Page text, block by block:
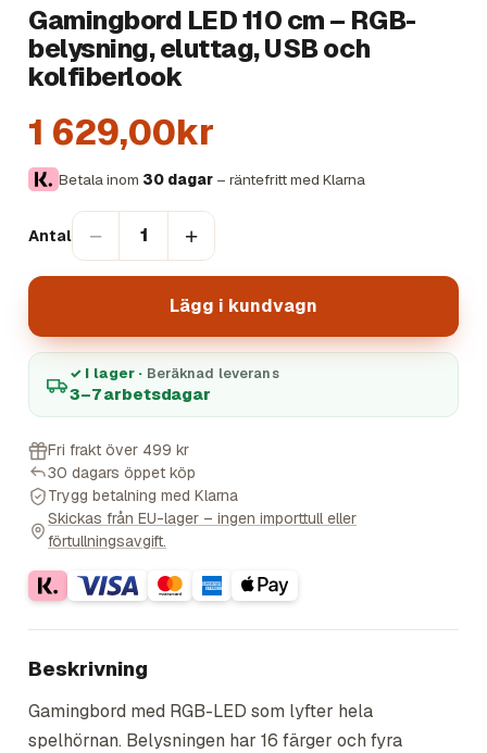
Gamingbord LED 110 cm – RGB-
belysning, eluttag, USB och
kolfiberlook
1 629,00kr
Betala inom 30 dagar – räntefritt med Klarna
Antal − 1 +
Lägg i kundvagn
✓ I lager · Beräknad leverans
3–7 arbetsdagar
Fri frakt över 499 kr
30 dagars öppet köp
Trygg betalning med Klarna
Skickas från EU-lager – ingen importtull eller
förtullningsavgift.
Beskrivning
Gamingbord med RGB-LED som lyfter hela
spelhörnan. Belysningen har 16 färger och fyra